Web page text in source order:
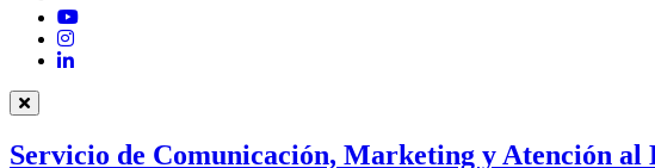
YouTube
Instagram
LinkedIn
Servicio de Comunicación, Marketing y Atención al